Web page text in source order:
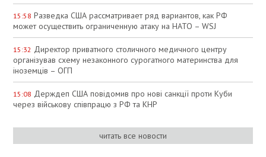
15:58 Разведка США рассматривает ряд вариантов, как РФ
может осуществить ограниченную атаку на НАТО – WSJ
15:32 Директор приватного столичного медичного центру
організував схему незаконного сурогатного материнства для
іноземців – ОГП
15:08 Держдеп США повідомив про нові санкції проти Куби
через військову співпрацю з РФ та КНР
читать все новости